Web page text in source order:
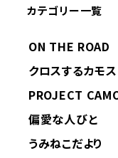
カテゴリー一覧
ON THE ROAD
クロスするカモス
PROJECT
偏愛な人びと
うみねこだより